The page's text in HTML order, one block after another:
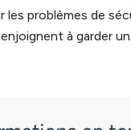
les problèmes de
à garder un